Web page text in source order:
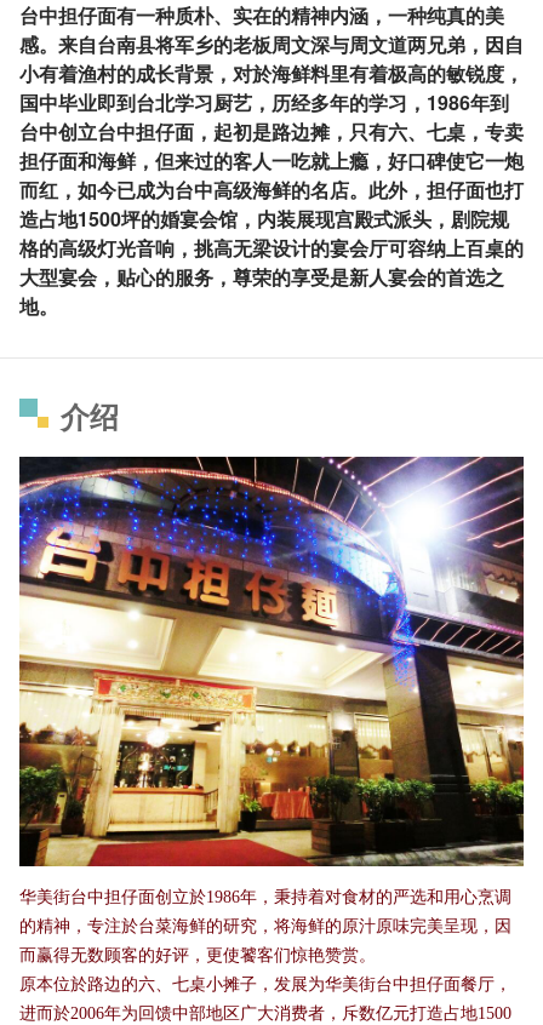
台中担仔面有一种质朴、实在的精神内涵，一种纯真的美
感。来自台南县将军乡的老板周文深与周文道两兄弟，因自
小有着渔村的成长背景，对於海鲜料里有着极高的敏锐度，
国中毕业即到台北学习厨艺，历经多年的学习，1986年到
台中创立台中担仔面，起初是路边摊，只有六、七桌，专卖
担仔面和海鲜，但来过的客人一吃就上瘾，好口碑使它一炮
而红，如今已成为台中高级海鲜的名店。此外，担仔面也打
造占地1500坪的婚宴会馆，内装展现宫殿式派头，剧院规
格的高级灯光音响，挑高无梁设计的宴会厅可容纳上百桌的
大型宴会，贴心的服务，尊荣的享受是新人宴会的首选之
地。
介绍
华美街台中担仔面创立於1986年，秉持着对食材的严选和用心烹调
的精神，专注於台菜海鲜的研究，将海鲜的原汁原味完美呈现，因
而赢得无数顾客的好评，更使饕客们惊艳赞赏。
原本位於路边的六、七桌小摊子，发展为华美街台中担仔面餐厅，
进而於2006年为回馈中部地区广大消费者，斥数亿元打造占地1500